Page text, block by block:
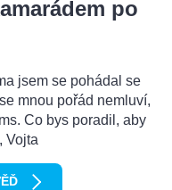
po
jsem se pohádal se
mnou pořád nemluví,
Co bys poradil, aby
Vojta